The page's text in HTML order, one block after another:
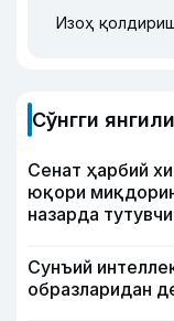
Изоҳ
Сўнгги
Сенат ҳарбий
юқори
назарда
Сунъий
образларидан